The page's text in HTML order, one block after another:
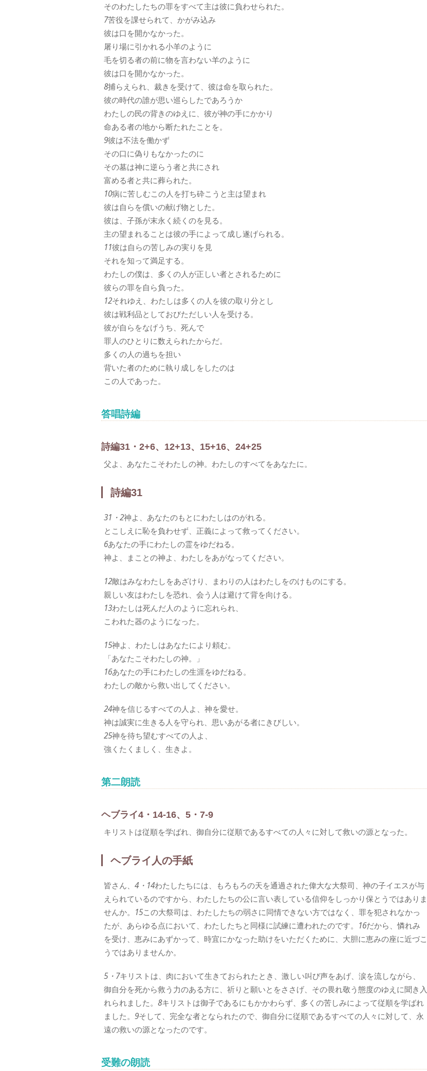
そのわたしたちの罪をすべて主は彼に負わせられた。
7苦役を課せられて、かがみ込み
彼は口を開かなかった。
屠り場に引かれる小羊のように
毛を切る者の前に物を言わない羊のように
彼は口を開かなかった。
8捕らえられ、裁きを受けて、彼は命を取られた。
彼の時代の誰が思い巡らしたであろうか
わたしの民の背きのゆえに、彼が神の手にかかり
命ある者の地から断たれたことを。
9彼は不法を働かず
その口に偽りもなかったのに
その墓は神に逆らう者と共にされ
富める者と共に葬られた。
10病に苦しむこの人を打ち砕こうと主は望まれ
彼は自らを償いの献げ物とした。
彼は、子孫が末永く続くのを見る。
主の望まれることは彼の手によって成し遂げられる。
11彼は自らの苦しみの実りを見
それを知って満足する。
わたしの僕は、多くの人が正しい者とされるために
彼らの罪を自ら負った。
12それゆえ、わたしは多くの人を彼の取り分とし
彼は戦利品としておびただしい人を受ける。
彼が自らをなげうち、死んで
罪人のひとりに数えられたからだ。
多くの人の過ちを担い
背いた者のために執り成しをしたのは
この人であった。
答唱詩編
詩編31・2+6、12+13、15+16、24+25
父よ、あなたこそわたしの神。わたしのすべてをあなたに。
詩編31
31・2神よ、あなたのもとにわたしはのがれる。
とこしえに恥を負わせず、正義によって救ってください。
6あなたの手にわたしの霊をゆだねる。
神よ、まことの神よ、わたしをあがなってください。
12敵はみなわたしをあざけり、まわりの人はわたしをのけものにする。
親しい友はわたしを恐れ、会う人は避けて背を向ける。
13わたしは死んだ人のように忘れられ、
こわれた器のようになった。
15神よ、わたしはあなたにより頼む。
「あなたこそわたしの神。」
16あなたの手にわたしの生涯をゆだねる。
わたしの敵から救い出してください。
24神を信じるすべての人よ、神を愛せ。
神は誠実に生きる人を守られ、思いあがる者にきびしい。
25神を待ち望むすべての人よ、
強くたくましく、生きよ。
第二朗読
ヘブライ4・14-16、5・7-9
キリストは従順を学ばれ、御自分に従順であるすべての人々に対して救いの源となった。
ヘブライ人の手紙
皆さん、 4・14わたしたちには、もろもろの天を通過された偉大な大祭司、神の子イエスが与
えられているのですから、わたしたちの公に言い表している信仰をしっかり保とうではありま
せんか。 15この大祭司は、わたしたちの弱さに同情できない方ではなく、罪を犯されなかっ
たが、あらゆる点において、わたしたちと同様に試練に遭われたのです。 16だから、憐れみ
を受け、恵みにあずかって、時宜にかなった助けをいただくために、大胆に恵みの座に近づこ
うではありませんか。
5・7キリストは、肉において生きておられたとき、激しい叫び声をあげ、涙を流しながら、
御自分を死から救う力のある方に、祈りと願いとをささげ、その畏れ敬う態度のゆえに聞き入
れられました。 8キリストは御子であるにもかかわらず、多くの苦しみによって従順を学ばれ
ました。 9そして、完全な者となられたので、御自分に従順であるすべての人々に対して、永
遠の救いの源となったのです。
受難の朗読